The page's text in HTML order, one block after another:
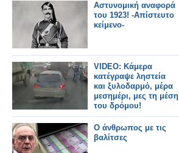
Αστυνομική αναφορά
του 1923! -Απίστευτο
κείμενο-
VIDEO: Κάμερα
κατέγραψε ληστεία
και ξυλοδαρμό, μέρα
μεσημέρι, μες τη μέση
του δρόμου!
Ο άνθρωπος με τις
βαλίτσες